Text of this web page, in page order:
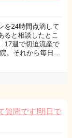
を24時間点滴して
ると相談したとこ
17週で切迫流産で
。それから毎日…
質問です!明日で